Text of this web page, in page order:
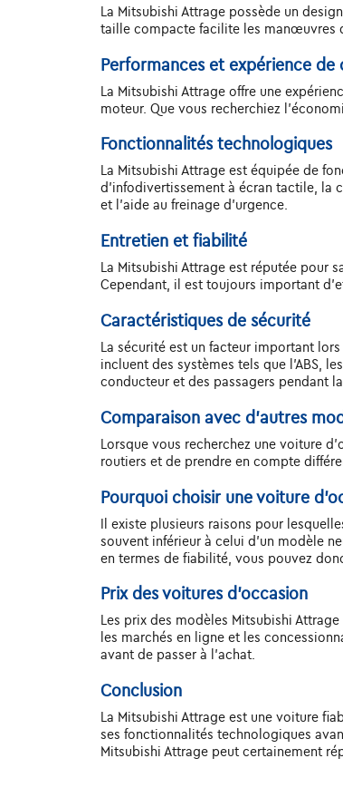
La Mitsubishi Attrage possède un
taille compacte facilite les manœuvres
Performances et expérience de
La Mitsubishi Attrage offre une
moteur. Que vous recherchiez
Fonctionnalités technologiques
La Mitsubishi Attrage est équipée de
d'infodivertissement à écran tactile, la
et l'aide au freinage d'urgence.
Entretien et fiabilité
La Mitsubishi Attrage est réputée pour
Cependant, il est toujours important
Caractéristiques de sécurité
La sécurité est un facteur important
incluent des systèmes tels que l'ABS,
conducteur et des passagers pendant
Comparaison avec d'autres
Lorsque vous recherchez une voiture
routiers et de prendre en compte
Pourquoi choisir une voiture
Il existe plusieurs raisons pour
souvent inférieur à celui d'un modèle
en termes de fiabilité, vous pouvez
Prix des voitures d'occasion
Les prix des modèles Mitsubishi
les marchés en ligne et les
avant de passer à l'achat.
Conclusion
La Mitsubishi Attrage est une voiture
ses fonctionnalités technologiques
Mitsubishi Attrage peut certainement